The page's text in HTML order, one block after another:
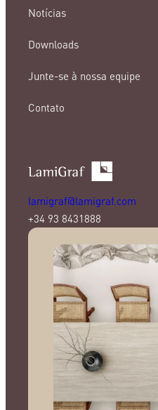
Notícias
Downloads
Junte-se à nossa equipe
Contato
lamigraf@lamigraf.com
+34 93 8431888